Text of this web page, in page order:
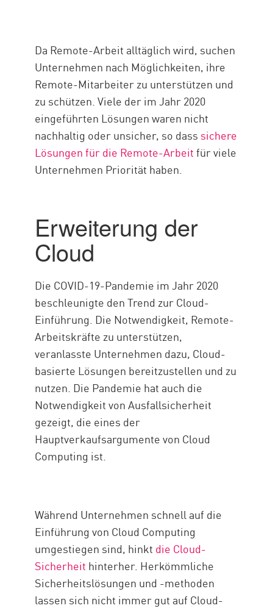
Da Remote-Arbeit alltäglich wird, suchen
Unternehmen nach Möglichkeiten, ihre
Remote-Mitarbeiter zu unterstützen und
zu schützen. Viele der im Jahr 2020
eingeführten Lösungen waren nicht
nachhaltig oder unsicher, so dass sichere
Lösungen für die Remote-Arbeitfür viele
Unternehmen Priorität haben.
Erweiterung der
Cloud
Die COVID-19-Pandemie im Jahr 2020
beschleunigte den Trend zur Cloud-
Einführung. Die Notwendigkeit, Remote-
Arbeitskräfte zu unterstützen,
veranlasste Unternehmen dazu, Cloud-
basierte Lösungen bereitzustellen und zu
nutzen. Die Pandemie hat auch die
Notwendigkeit von Ausfallsicherheit
gezeigt, die eines der
Hauptverkaufsargumente von Cloud
Computing ist.
Während Unternehmen schnell auf die
Einführung von Cloud Computing
umgestiegen sind, hinkt die Cloud-
Sicherheit hinterher. Herkömmliche
Sicherheitslösungen und -methoden
lassen sich nicht immer gut auf Cloud-